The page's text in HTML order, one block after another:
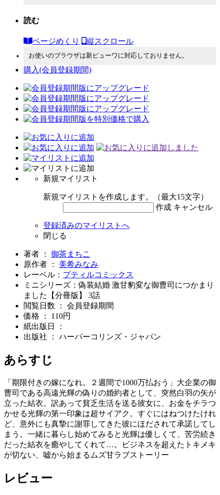
読む
ページめくり 縦スクロール
お使いのブラウザは新ビューワに対応しておりません。
購入(会員登録期間)
新規マイリスト
新規マイリストを作成します。（最大15文字）
作成 キャンセル
登録済みのマイリストへ
閉じる
著者 ： 御茶まちこ
原作者 ： 美希みなみ
レーベル： プティルコミックス
ミニシリーズ：偽装結婚 激甘豹変な御曹司につかまり
ました【分冊版】 3話
閲覧日数 ： 会員登録期間
価格 ： 110円
紙出版日 ：
出版社 ： ハーパーコリンズ・ジャパン
あらすじ
「期限付きの嫁になれ。２週間で1000万払おう」大企業の御
曹司である高遠光輝の偽りの婚約者として、突然白羽の矢が
立った結衣。訳あって貧乏生活を送る彼女に、お金をチラつ
かせる光輝の第一印象は超サイアク。すぐにはねつけたけれ
ど、意外にも真摯に謝罪してきた彼にほだされて承諾してし
まう。一緒に暮らし始めてみると光輝は優しくて、苦労続き
だった結衣を癒やしてくれて…。ビジネスを超えたトキメキ
が切ない、嘘から始まるムズ甘ラブストーリー
レビュー